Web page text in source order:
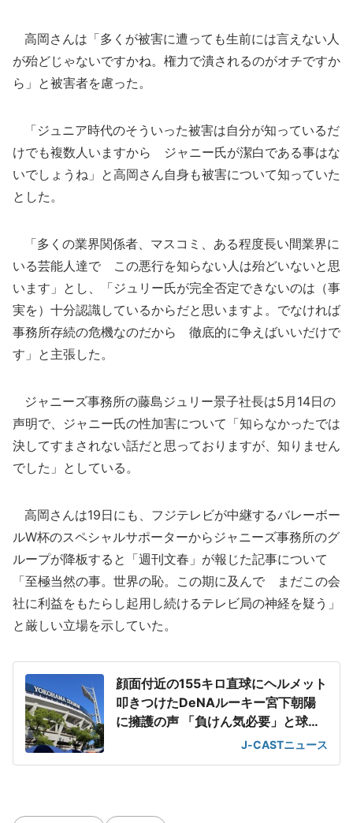
高岡さんは「多くが被害に遭っても生前には言えない人
が殆どじゃないですかね。権力で潰されるのがオチですか
ら」と被害者を慮った。
「ジュニア時代のそういった被害は自分が知っているだ
けでも複数人いますから ジャニー氏が潔白である事はな
いでしょうね」と高岡さん自身も被害について知っていた
とした。
「多くの業界関係者、マスコミ、ある程度長い間業界に
いる芸能人達で この悪行を知らない人は殆どいないと思
います」とし、「ジュリー氏が完全否定できないのは（事
実を）十分認識しているからだと思いますよ。でなければ
事務所存続の危機なのだから 徹底的に争えばいいだけで
す」と主張した。
ジャニーズ事務所の藤島ジュリー景子社長は5月14日の
声明で、ジャニー氏の性加害について「知らなかったでは
決してすまされない話だと思っておりますが、知りません
でした」としている。
高岡さんは19日にも、フジテレビが中継するバレーボー
ルW杯のスペシャルサポーターからジャニーズ事務所のグ
ループが降板すると「週刊文春」が報じた記事について
「至極当然の事。世界の恥。この期に及んで まだこの会
社に利益をもたらし起用し続けるテレビ局の神経を疑う」
と厳しい立場を示していた。
顔面付近の155キロ直球にヘルメット
叩きつけたDeNAルーキー宮下朝陽
に擁護の声 「負けん気必要」と球団
J-CASTニュース